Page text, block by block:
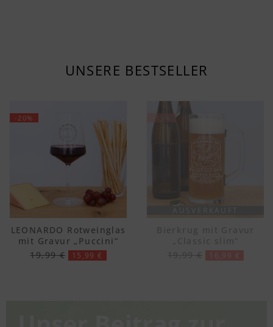
UNSERE BESTSELLER
-20%
LEONARDO Rotweinglas
mit Gravur „Puccini“
19,99 €
15,99 € 16,99 €